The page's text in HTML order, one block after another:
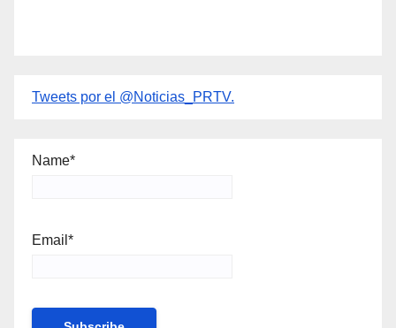
Tweets por el @Noticias_PRTV.
Name*
Email*